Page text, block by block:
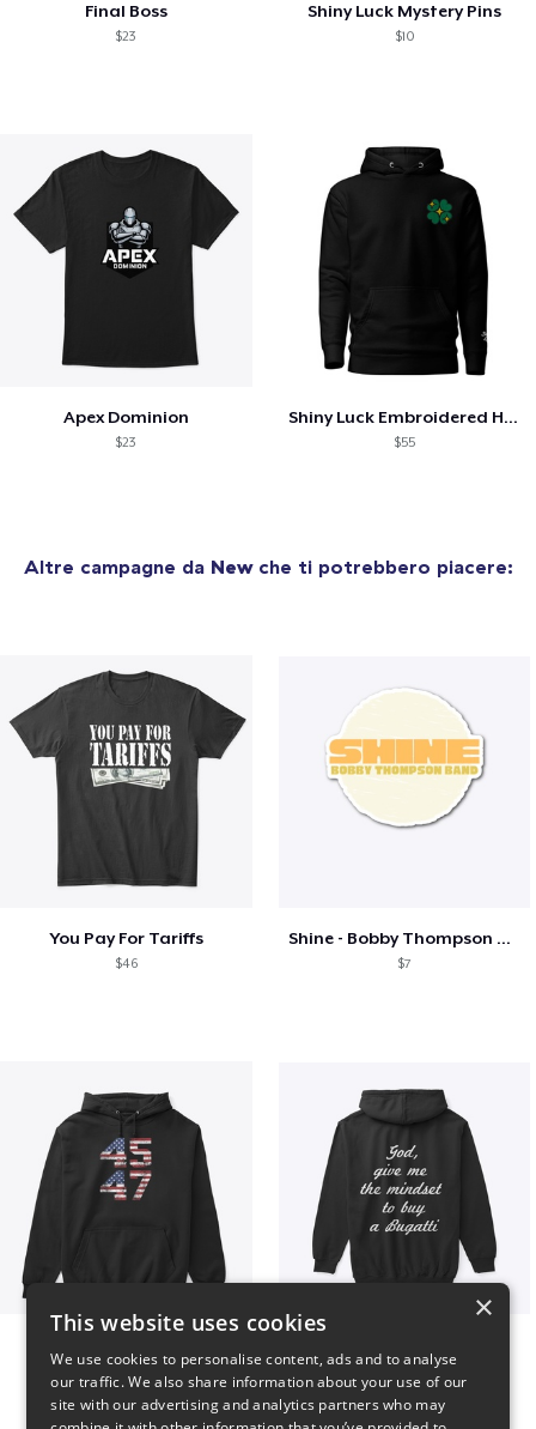
Final Boss
$23
Shiny Luck Mystery Pins
$10
Apex Dominion
$23
Shiny Luck Embroidered Hoodie
$55
Altre campagne da Newche ti potrebbero piacere:
You Pay For Tariffs
$46
Shine - Bobby Thompson Band Merch
$7
×
This website uses cookies
We use cookies to personalise content, ads and to analyse
our traffic. We also share information about your use of our
site with our advertising and analytics partners who may